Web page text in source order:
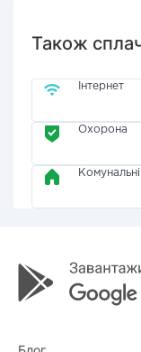
Також
Інтернет
Охорона